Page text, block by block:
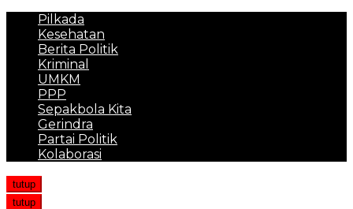
Pilkada
Kesehatan
Berita Politik
Kriminal
UMKM
PPP
Sepakbola Kita
Gerindra
Partai Politik
Kolaborasi
tutup
tutup